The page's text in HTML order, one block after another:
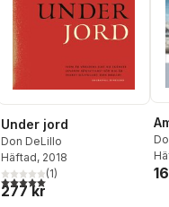
Under jord
Don DeLillo
Häftad, 2018
5,0utav 5 stjärnor. Totalt antal
(1)
277 kr